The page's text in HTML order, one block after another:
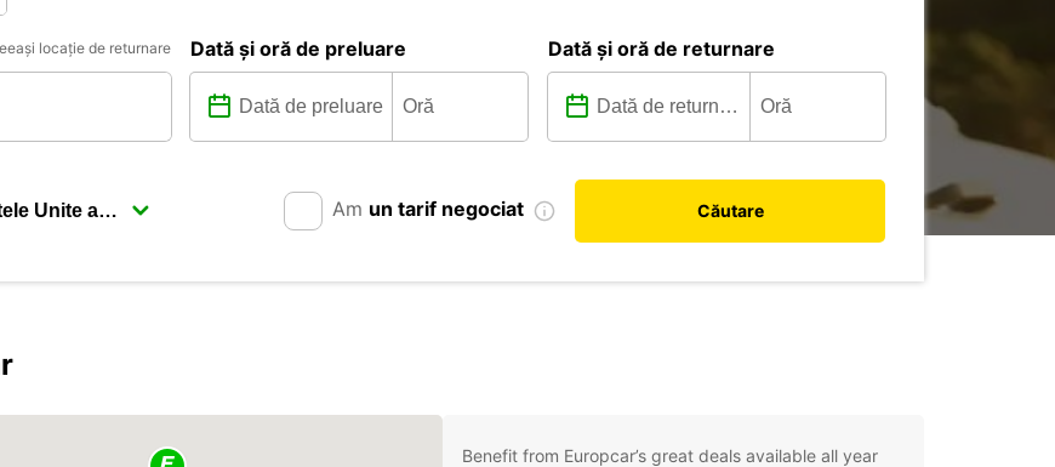
locație de returnare Dată și oră de preluare Dată și oră de returnare
Am un tarif negociat Căutare
Benefit from Europcar’s great deals available all year